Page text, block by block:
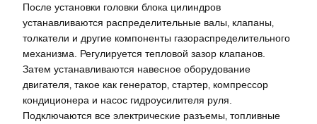
После установки головки блока цилиндров
устанавливаются распределительные валы‚ клапаны‚
толкатели и другие компоненты газораспределительного
механизма. Регулируется тепловой зазор клапанов.
Затем устанавливаются навесное оборудование
двигателя‚ такое как генератор‚ стартер‚ компрессор
кондиционера и насос гидроусилителя руля.
Подключаются все электрические разъемы‚ топливные